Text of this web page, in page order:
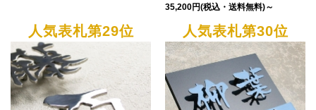
35,200円(税込・送料無料)～
人気表札第29位 人気表札第30位